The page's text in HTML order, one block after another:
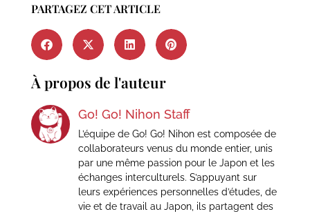
PARTAGEZ CET ARTICLE
À propos de l'auteur
Go! Go! Nihon Staff
L’équipe de Go! Go! Nihon est composée de
collaborateurs venus du monde entier, unis
par une même passion pour le Japon et les
échanges interculturels. S’appuyant sur
leurs expériences personnelles d’études, de
vie et de travail au Japon, ils partagent des